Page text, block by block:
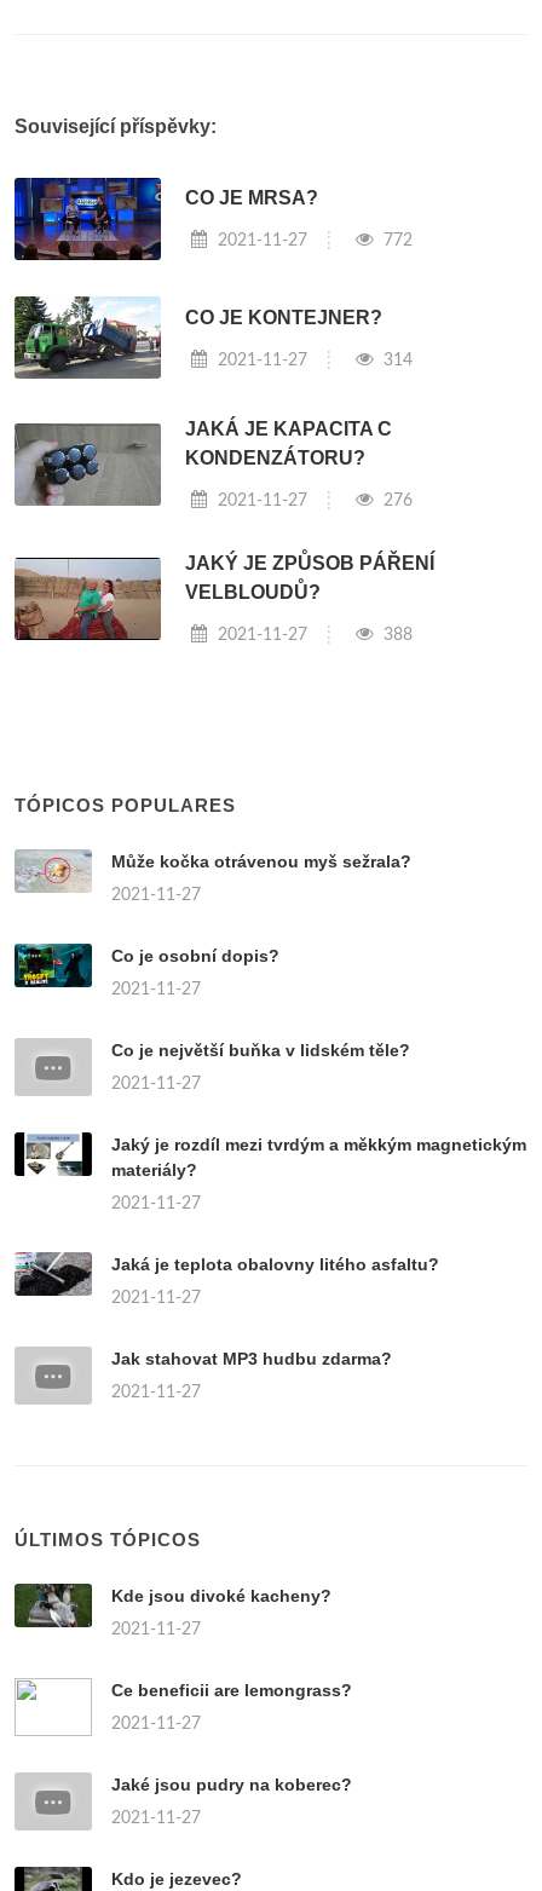
Související příspěvky:
CO JE MRSA?
2021-11-27 772
CO JE KONTEJNER?
2021-11-27 314
JAKÁ JE KAPACITA C
KONDENZÁTORU?
2021-11-27 276
JAKÝ JE ZPŮSOB PÁŘENÍ
VELBLOUDŮ?
2021-11-27 388
TÓPICOS POPULARES
Může kočka otrávenou myš sežrala?
2021-11-27
Co je osobní dopis?
2021-11-27
Co je největší buňka v lidském těle?
2021-11-27
Jaký je rozdíl mezi tvrdým a měkkým magnetickým
materiály?
2021-11-27
Jaká je teplota obalovny litého asfaltu?
2021-11-27
Jak stahovat MP3 hudbu zdarma?
2021-11-27
ÚLTIMOS TÓPICOS
Kde jsou divoké kacheny?
2021-11-27
Ce beneficii are lemongrass?
2021-11-27
Jaké jsou pudry na koberec?
2021-11-27
Kdo je jezevec?